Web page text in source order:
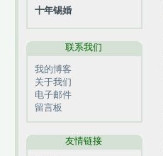
十年锡婚
联系我们
我的博客
关于我们
电子邮件
留言板
友情链接